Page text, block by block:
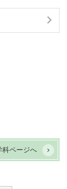
科ページへ